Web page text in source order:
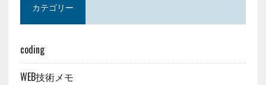
カテゴリー
coding
WEB技術メモ